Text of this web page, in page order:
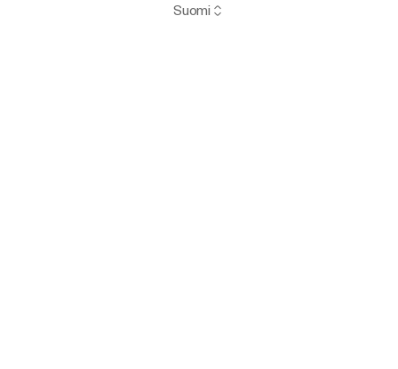
Suomi